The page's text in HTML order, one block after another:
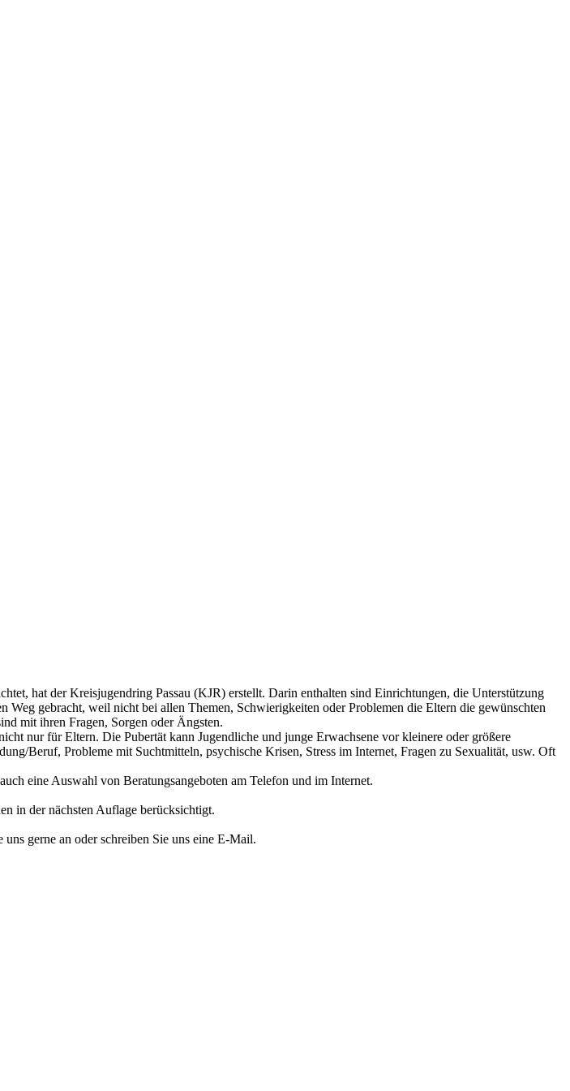
hat der Kreisjugendring Passau (KJR) erstellt. Darin enthalten sind Einrichtungen, die Unterstützung
gebracht, weil nicht bei allen Themen, Schwierigkeiten oder Problemen die Eltern die gewünschten
mit ihren Fragen, Sorgen oder Ängsten.
nur für Eltern. Die Pubertät kann Jugendliche und junge Erwachsene vor kleinere oder größere
Beruf, Probleme mit Suchtmitteln, psychische Krisen, Stress im Internet, Fragen zu Sexualität, usw. Oft
eine Auswahl von Beratungsangeboten am Telefon und im Internet.
in der nächsten Auflage berücksichtigt.
gerne an oder schreiben Sie uns eine E-Mail.